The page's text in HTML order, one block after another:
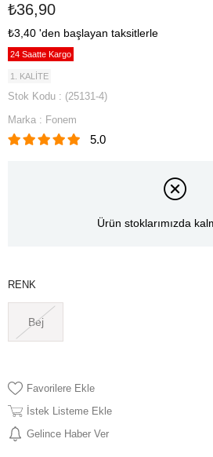
₺36,90
₺3,40 'den başlayan taksitlerle
24 Saatte Kargo
1. KALİTE
Stok Kodu
(25131-4)
Marka : Fonem
5.0
Ürün stoklarımızda
RENK
Bej
Favorilere Ekle
İstek Listeme Ekle
Gelince Haber Ver